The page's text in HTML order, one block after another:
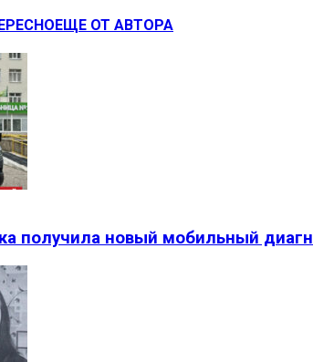
ЕЩЕ ОТ АВТОРА
получила новый мобильный